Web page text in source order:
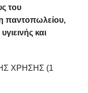
του
παντοπωλείου,
και
ΧΡΗΣΗΣ (1